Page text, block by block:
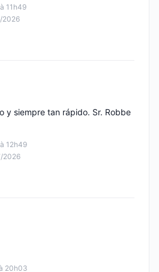
11h49
2026
12h49
2026
y siempre tan rápido. Sr. Robbe
20h03